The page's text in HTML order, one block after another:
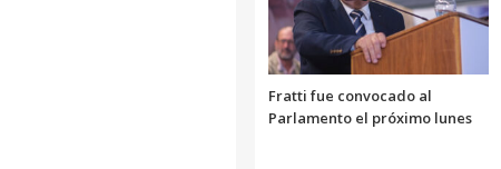
Fratti fue convocado al
Parlamento el próximo lunes